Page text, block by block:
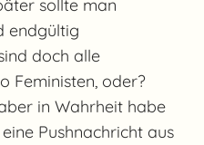
sollte man
endgültig
doch alle
Feministen, oder?
in Wahrheit habe
Pushnachricht aus